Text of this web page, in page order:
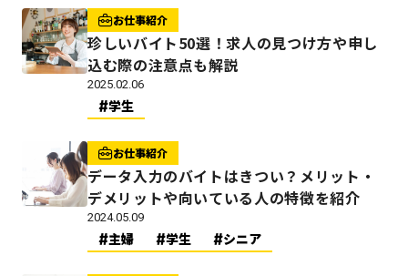
お仕事紹介
珍しいバイト50選！求人の見つけ方や申し
込む際の注意点も解説
2025.02.06
学生
お仕事紹介
データ入力のバイトはきつい？メリット・
デメリットや向いている人の特徴を紹介
2024.05.09
主婦 学生 シニア